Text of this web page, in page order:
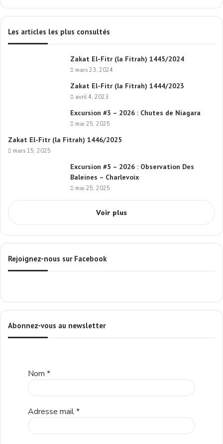
Les articles les plus consultés
Zakat El-Fitr (la Fitrah) 1445/2024
mars 23, 2024
Zakat El-Fitr (la Fitrah) 1444/2023
avril 4, 2023
Excursion #3 – 2026 : Chutes de Niagara
mai 25, 2025
Zakat El-Fitr (la Fitrah) 1446/2025
mars 15, 2025
Excursion #5 – 2026 : Observation Des
Baleines – Charlevoix
mai 25, 2025
Voir plus
Rejoignez-nous sur Facebook
Abonnez-vous au newsletter
Nom *
Adresse mail*